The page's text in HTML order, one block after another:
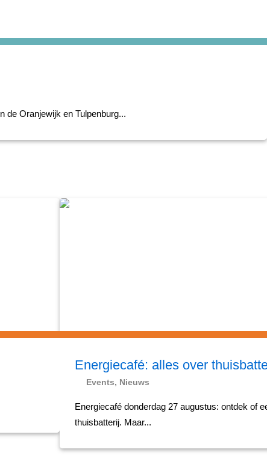
de Oranjewijk en Tulpenburg...
Energiecafé: alles over
Events, Nieuws
Energiecafé donderdag 27 augustus: ontdek of
thuisbatterij. Maar...